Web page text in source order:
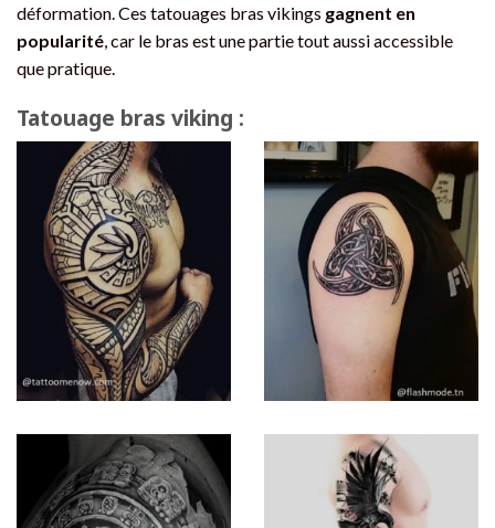
déformation. Ces tatouages bras vikings gagnent en
popularité, car le bras est une partie tout aussi accessible
que pratique.
Tatouage bras viking :